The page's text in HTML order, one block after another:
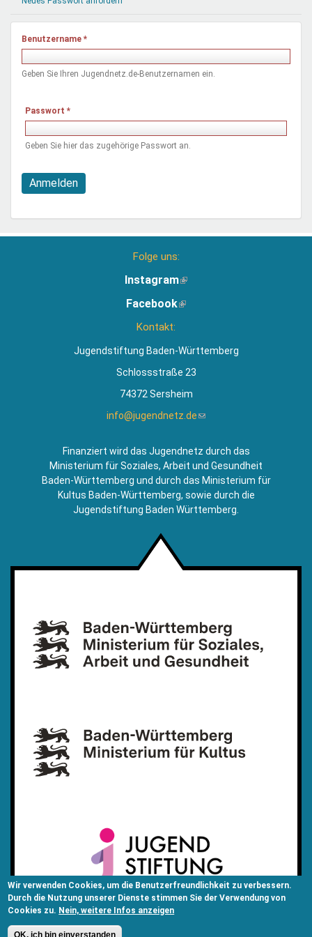
Wir verwenden Cookies, um die Benutzerfreundlichkeit zu verbessern.
Durch die Nutzung unserer Dienste stimmen Sie der Verwendung von
Cookies zu. Nein, weitere Infos anzeigen
OK, ich bin einverstanden
Demokratie & Beteiligung
Benutzername *
Geben Sie Ihren Jugendnetz.de-Benutzernamen ein.
Passwort *
Geben Sie hier das zugehörige Passwort an.
Anmelden
Folge uns:
Instagram(Link
extern)
Facebook(Link
Kontakt:
Jugendstiftung Baden-Württemberg
Schlossstraße 23
74372 Sersheim
info@jugendnetz.de(Link
Mail)
Finanziert wird das Jugendnetz durch das
Ministerium für Soziales, Arbeit und Gesundheit
Baden-Württemberg und durch das Ministerium für
Kultus Baden-Württemberg, sowie durch die
Jugendstiftung Baden Württemberg.